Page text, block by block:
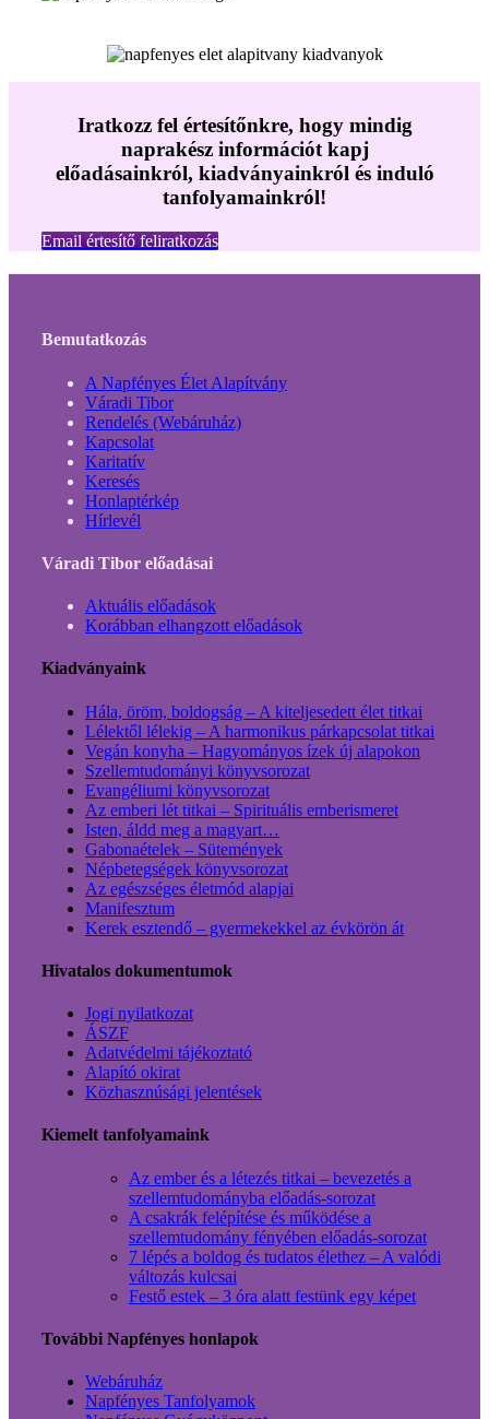
Iratkozz fel értesítőnkre, hogy mindig
naprakész információt kapj
előadásainkról, kiadványainkról és induló
tanfolyamainkról!
Email értesítő feliratkozás
Bemutatkozás
A Napfényes Élet Alapítvány
Váradi Tibor
Rendelés (Webáruház)
Kapcsolat
Karitatív
Keresés
Honlaptérkép
Hírlevél
Váradi Tibor előadásai
Aktuális előadások
Korábban elhangzott előadások
Kiadványaink
Hála, öröm, boldogság – A kiteljesedett élet titkai
Lélektől lélekig – A harmonikus párkapcsolat titkai
Vegán konyha – Hagyományos ízek új alapokon
Szellemtudományi könyvsorozat
Evangéliumi könyvsorozat
Az emberi lét titkai – Spirituális emberismeret
Isten, áldd meg a magyart…
Gabonaételek – Sütemények
Népbetegségek könyvsorozat
Az egészséges életmód alapjai
Manifesztum
Kerek esztendő – gyermekekkel az évkörön át
Hivatalos dokumentumok
Jogi nyilatkozat
ÁSZF
Adatvédelmi tájékoztató
Alapító okirat
Közhasznúsági jelentések
Kiemelt tanfolyamaink
Az ember és a létezés titkai – bevezetés a
szellemtudományba előadás-sorozat
A csakrák felépítése és működése a
szellemtudomány fényében előadás-sorozat
7 lépés a boldog és tudatos élethez – A valódi
változás kulcsai
Festő estek – 3 óra alatt festünk egy képet
További Napfényes honlapok
Webáruház
Napfényes Tanfolyamok